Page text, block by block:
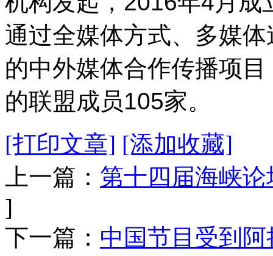
通过全媒体方式、多媒
的中外媒体合作传播项
的联盟成员105家。
[打印文章] [添加收藏]
上一篇： 第十四届海峡
]
下一篇： 中国节目受到